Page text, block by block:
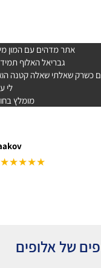
אתר מדהים עם המון
גבריאל האלוף
כשרק שאלתי שאלה קטנה
לי
מומלץ
★★★★★
של אלופים